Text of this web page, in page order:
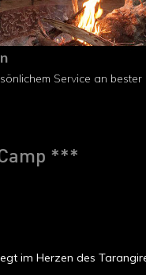
Service an bester
***
im Herzen des